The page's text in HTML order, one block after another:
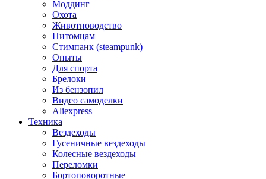
Моддинг
Охота
Животноводство
Питомцам
Стимпанк (steampunk)
Опыты
Для спорта
Брелоки
Из бензопил
Видео самоделки
Aliexpress
Техника
Вездеходы
Гусеничные вездеходы
Колесные вездеходы
Переломки
Бортоповоротные